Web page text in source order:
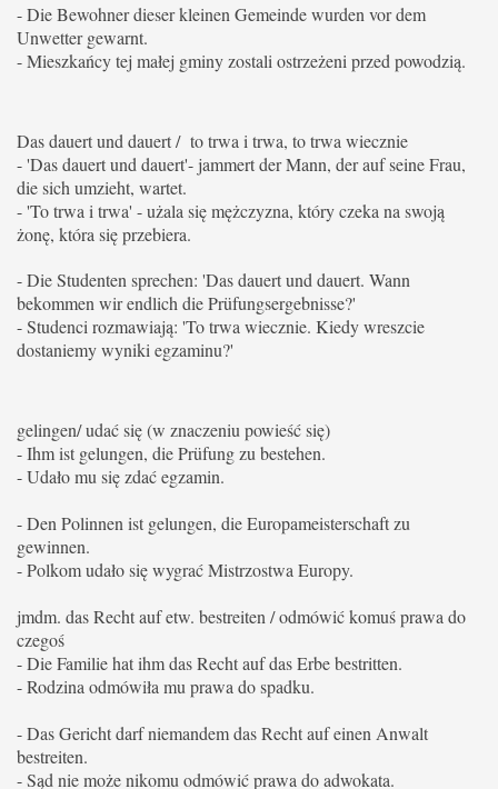
- Die Bewohner dieser kleinen Gemeinde wurden vor dem
Unwetter gewarnt.
- Mieszkańcy tej małej gminy zostali ostrzeżeni przed powodzią.
Das dauert und dauert / to trwa i trwa, to trwa wiecznie
- 'Das dauert und dauert'- jammert der Mann, der auf seine Frau,
die sich umzieht, wartet.
- 'To trwa i trwa' - użala się mężczyzna, który czeka na swoją
żonę, która się przebiera.
- Die Studenten sprechen: 'Das dauert und dauert. Wann
bekommen wir endlich die Prüfungsergebnisse?'
- Studenci rozmawiają: 'To trwa wiecznie. Kiedy wreszcie
dostaniemy wyniki egzaminu?'
gelingen/ udać się (w znaczeniu powieść się)
- Ihm ist gelungen, die Prüfung zu bestehen.
- Udało mu się zdać egzamin.
- Den Polinnen ist gelungen, die Europameisterschaft zu
gewinnen.
- Polkom udało się wygrać Mistrzostwa Europy.
jmdm. das Recht auf etw. bestreiten / odmówić komuś prawa do
czegoś
- Die Familie hat ihm das Recht auf das Erbe bestritten.
- Rodzina odmówiła mu prawa do spadku.
- Das Gericht darf niemandem das Recht auf einen Anwalt
bestreiten.
- Sąd nie może nikomu odmówić prawa do adwokata.